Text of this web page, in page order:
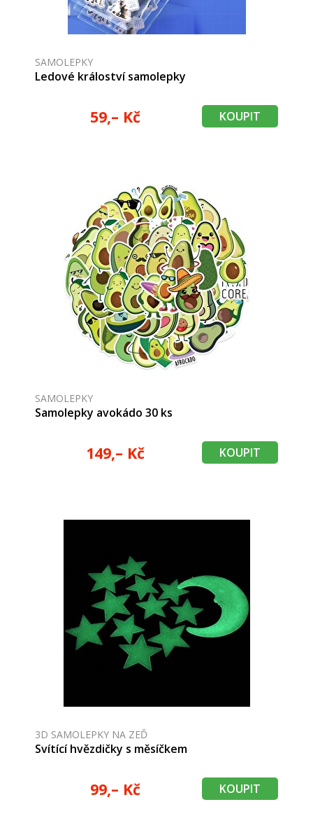
SAMOLEPKY
Ledové králoství samolepky
59,– Kč KOUPIT
SAMOLEPKY
Samolepky avokádo 30 ks
149,– Kč KOUPIT
3D SAMOLEPKY NA ZEĎ
Svítící hvězdičky s měsíčkem
99,– Kč KOUPIT